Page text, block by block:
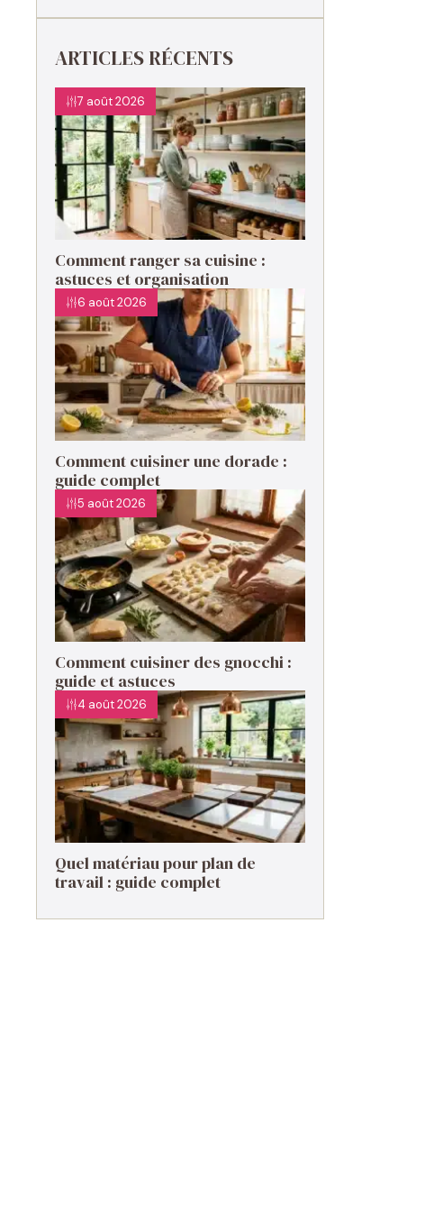
ARTICLES RÉCENTS
7 août 2026
Comment ranger sa cuisine :
astuces et organisation
6 août 2026
Comment cuisiner une dorade :
guide complet
5 août 2026
Comment cuisiner des gnocchi :
guide et astuces
4 août 2026
Quel matériau pour plan de
travail : guide complet